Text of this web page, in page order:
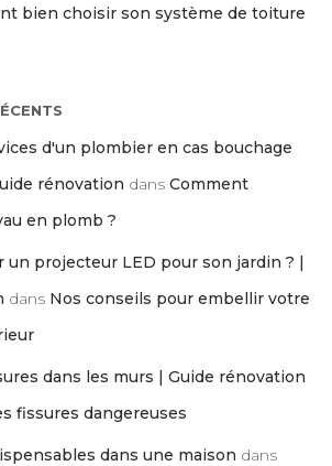
bien choisir son système de toiture
d'un plombier en cas bouchage
rénovation dans Comment
en plomb ?
un projecteur LED pour son jardin ? |
dans Nos conseils pour embellir votre
dans les murs | Guide rénovation
fissures dangereuses
dans une maison dans